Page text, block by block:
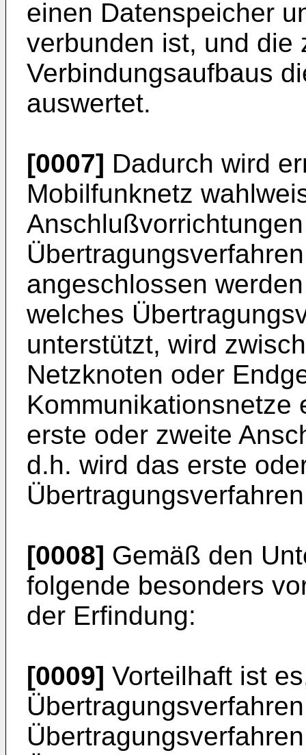
einen Datenspeicher
verbunden ist, und die
Verbindungsaufbaus
auswertet.
[0007] Dadurch wird
Mobilfunknetz
angeschlossen
welches
unterstützt, wird
Netzknoten oder
Kommunikationsnetze
erste oder zweite
d.h. wird das erste
[0008] Gemäß den
folgende besonders
der Erfindung:
[0009] Vorteilhaft ist